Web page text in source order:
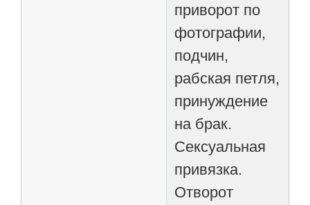
приворот по
фотографии,
подчин,
рабская петля,
принуждение
на брак.
Сексуальная
привязка.
Отворот